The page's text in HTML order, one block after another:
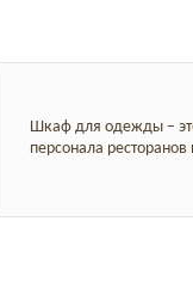
Шкаф для одежды –
персонала